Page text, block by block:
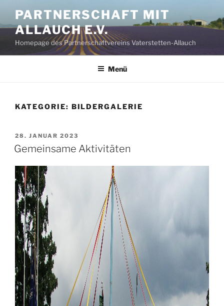
Inhalt
springen
PARTNERSCHAFT MIT
ALLAUCH E.V.
Homepage des Partnerschaftvereins Vaterstetten-Allauch
Menü
KATEGORIE: BILDERGALERIE
VERÖFFENTLICHT
AM
28. JANUAR 2023
Gemeinsame Aktivitäten